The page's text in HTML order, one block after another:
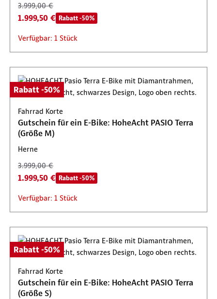
3.999,00 €
1.999,50 € Rabatt -50%
Verfügbar: 1 Stück
Rabatt -50%
Fahrrad Korte
Gutschein für ein E-Bike: HoheAcht PASIO Terra
(Größe M)
Herne
3.999,00 €
1.999,50 € Rabatt -50%
Verfügbar: 1 Stück
Rabatt -50%
Fahrrad Korte
Gutschein für ein E-Bike: HoheAcht PASIO Terra
(Größe S)